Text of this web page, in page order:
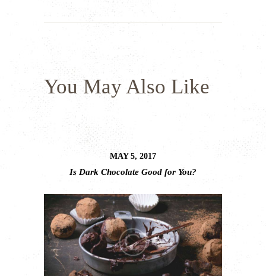
You May Also Like
MAY 5, 2017
Is Dark Chocolate Good for You?